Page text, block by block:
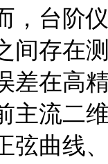
，台阶
间存在
差在高
主流二
弦曲线